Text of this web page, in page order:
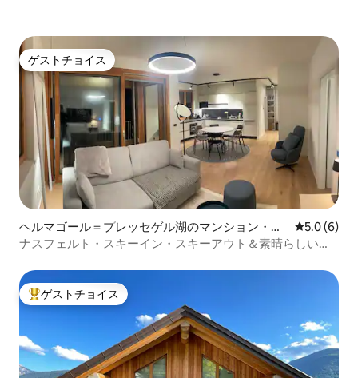
ゲストチョイス
ゲストチョイス
ヘルマゴール＝プレッセゲル湖のマンション・ア
パート
レビュー6
5.0 (6)
ナスフェルト・スキーイン・スキーアウト＆素晴らしい夏
大好評のゲストチョイスです。
ゲストチョイス